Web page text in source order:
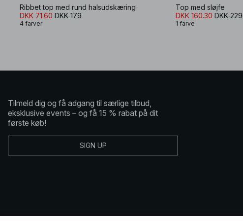
Ribbet top med rund halsudskæring
DKK 71.60 DKK 179
4 farver
Top med sløjfe
DKK 160.30 DKK 229
1 farve
Tilmeld dig og få adgang til særlige tilbud,
eksklusive events – og få 15 % rabat på dit
første køb!
SIGN UP